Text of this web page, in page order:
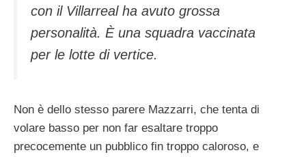
con il Villarreal ha avuto grossa
personalità. È una squadra vaccinata
per le lotte di vertice.
Non è dello stesso parere Mazzarri, che tenta di
volare basso per non far esaltare troppo
precocemente un pubblico fin troppo caloroso, e